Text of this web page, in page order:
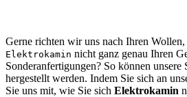
Gerne richten wir uns nach Ihren
Elektrokamin nicht ganz genau Ihren
Sonderanfertigungen? So können unsere
hergestellt werden. Indem Sie sich an
Sie uns mit, wie Sie sich Elektrokamin